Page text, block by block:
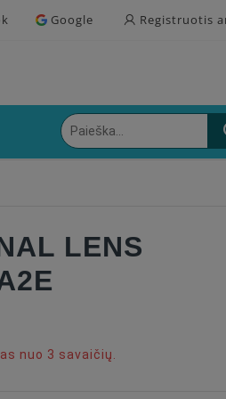
Google Registruotis
LENS
nuo 3 savaičių.